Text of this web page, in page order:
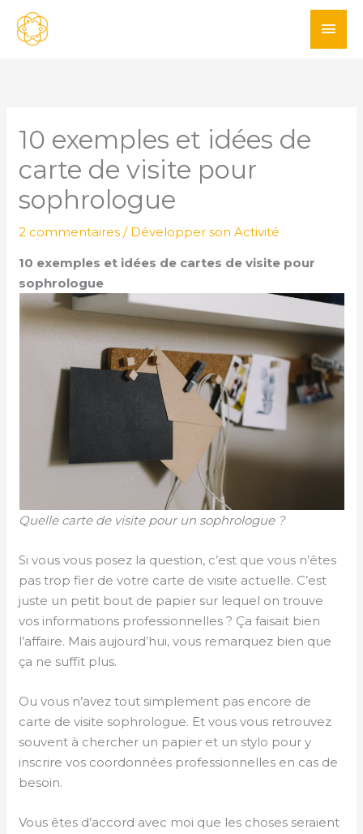
Aller
contenu
10 exemples et idées de
carte de visite pour
sophrologue
2 commentaires / Développer son Activité
10 exemples et idées de cartes de visite pour
sophrologue
Quelle carte de visite pour un sophrologue ?
Si vous vous posez la question, c’est que vous n’êtes
pas trop fier de votre carte de visite actuelle. C’est
juste un petit bout de papier sur lequel on trouve
vos informations professionnelles ? Ça faisait bien
l’affaire. Mais aujourd’hui, vous remarquez bien que
ça ne suffit plus.
Ou vous n’avez tout simplement pas encore de
carte de visite sophrologue. Et vous vous retrouvez
souvent à chercher un papier et un stylo pour y
inscrire vos coordonnées professionnelles en cas de
besoin.
Vous êtes d’accord avec moi que les choses seraient